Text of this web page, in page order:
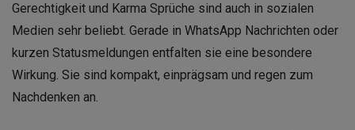
Gerechtigkeit und Karma Sprüche sind auch in sozialen
Medien sehr beliebt. Gerade in WhatsApp Nachrichten oder
kurzen Statusmeldungen entfalten sie eine besondere
Wirkung. Sie sind kompakt, einprägsam und regen zum
Nachdenken an.